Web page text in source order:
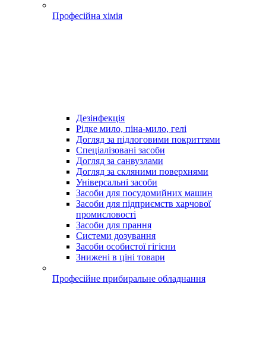
Професійна хімія
Дезінфекція
Рідке мило, піна-мило, гелі
Догляд за підлоговими покриттями
Спеціалізовані засоби
Догляд за санвузлами
Догляд за скляними поверхнями
Універсальні засоби
Засоби для посудомийних машин
Засоби для підприємств харчової
промисловості
Засоби для прання
Системи дозування
Засоби особистої гігієни
Знижені в ціні товари
Професійне прибиральне обладнання